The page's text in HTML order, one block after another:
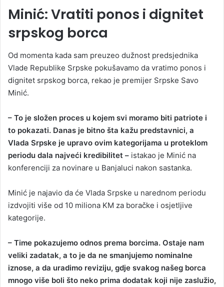
Minić: Vratiti ponos i dignitet
srpskog borca
Od momenta kada sam preuzeo dužnost predsjednika
Vlade Republike Srpske pokušavamo da vratimo ponos i
dignitet srpskog borca, rekao je premijer Srpske Savo
Minić.
– To je složen proces u kojem svi moramo biti patriote i
to pokazati. Danas je bitno šta kažu predstavnici, a
Vlada Srpske je upravo ovim kategorijama u proteklom
periodu dala najveći kredibilitet – istakao je Minić na
konferenciji za novinare u Banjaluci nakon sastanka.
Minić je najavio da će Vlada Srpske u narednom periodu
izdvojiti više od 10 miliona KM za boračke i osjetljive
kategorije.
– Time pokazujemo odnos prema borcima. Ostaje nam
veliki zadatak, a to je da ne smanjujemo nominalne
iznose, a da uradimo reviziju, gdje svakog našeg borca
mnogo više boli što neko prima dodatak koji nije zaslužio,